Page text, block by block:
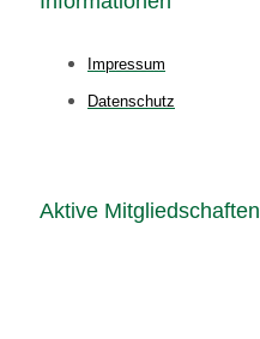
Impressum
Datenschutz
Aktive Mitgliedschaften